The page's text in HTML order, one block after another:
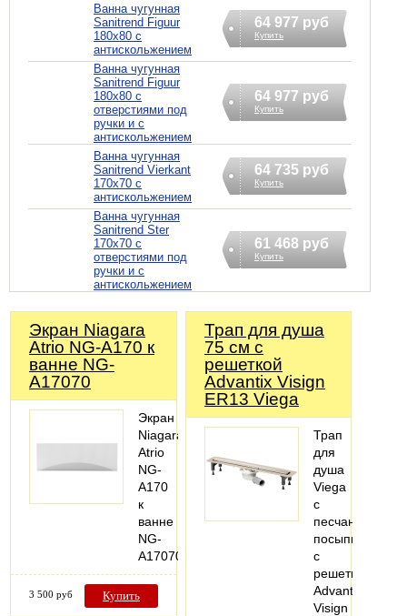
Ванна чугунная
Sanitrend Figuur
180х80 с
антискольжением
64 977 руб
Купить
Ванна чугунная
Sanitrend Figuur
180х80 с
отверстиями под
ручки и с
антискольжением
64 977 руб
Купить
Ванна чугунная
Sanitrend Vierkant
170х70 с
антискольжением
64 735 руб
Купить
Ванна чугунная
Sanitrend Ster
170х70 с
отверстиями под
ручки и с
антискольжением
61 468 руб
Купить
Экран Niagara
Atrio NG-A170 к
ванне NG-
A17070
Экран
Niagara
Atrio
NG-
A170
к
ванне
NG-
A17070
3 500 руб Купить
Трап для душа
75 см с
решеткой
Advantix Visign
ER13 Viega
Трап
для
душа
Viega
с
песчаной
посыпкой,
с
решеткой
Advantix
Visign